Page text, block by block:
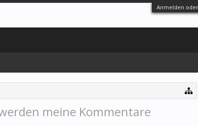
Anmelden
meine Kommentare